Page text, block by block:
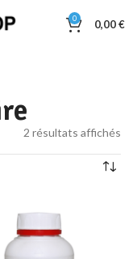
0 0,00€
2 résultats affichés